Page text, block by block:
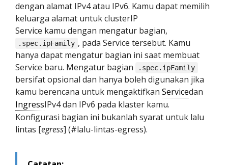
dengan alamat IPv4 atau IPv6. Kamu dapat memilih
keluarga alamat untuk clusterIP
Service kamu dengan mengatur bagian,
.spec.ipFamily , pada Service tersebut. Kamu
hanya dapat mengatur bagian ini saat membuat
Service baru. Mengatur bagian
.spec.ipFamily
bersifat opsional dan hanya boleh digunakan jika
kamu berencana untuk mengaktifkan Servicedan
IngressIPv4 dan IPv6 pada klaster kamu.
Konfigurasi bagian ini bukanlah syarat untuk lalu
lintas [egress] (#lalu-lintas-egress).